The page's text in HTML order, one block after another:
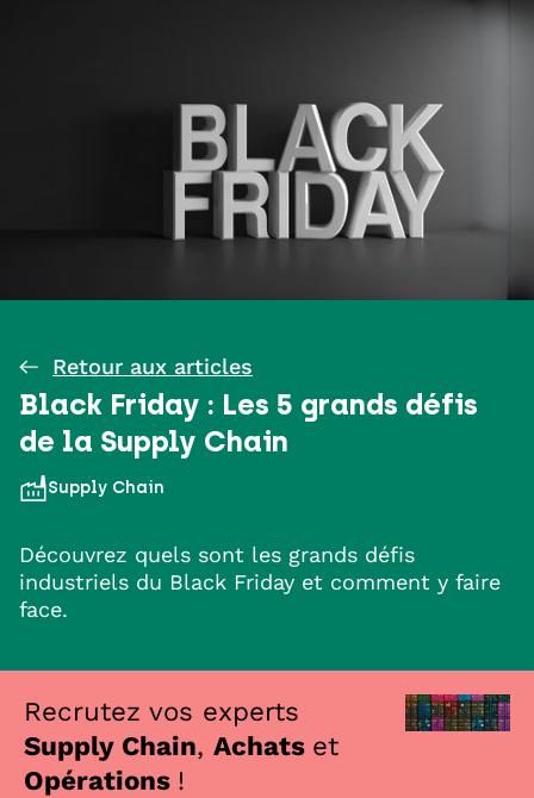
Retour aux articles
Black Friday : Les 5 grands défis
de la Supply Chain
Supply Chain
Découvrez quels sont les grands défis
industriels du Black Friday et comment y faire
face.
Recrutez vos experts
Supply Chain, Achats et
Opérations !